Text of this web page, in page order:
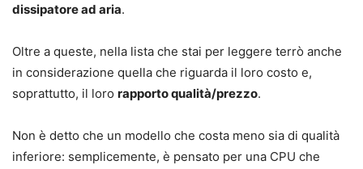
dissipatore ad aria.
Oltre a queste, nella lista che stai per leggere terrò anche
in considerazione quella che riguarda il loro costo e,
soprattutto, il loro rapporto qualità/prezzo.
Non è detto che un modello che costa meno sia di qualità
inferiore: semplicemente, è pensato per una CPU che